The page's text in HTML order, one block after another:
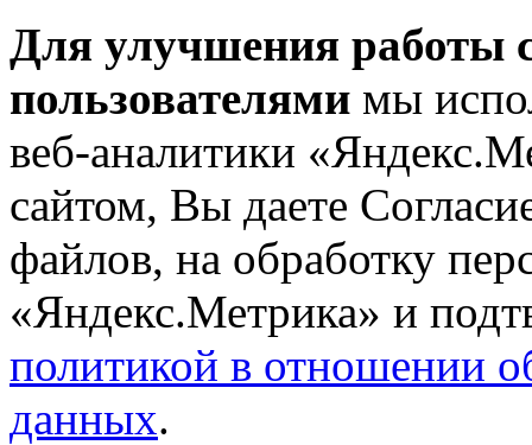
Для улучшения работы
пользователями мы
веб-аналитики
сайтом, Вы даете
файлов, на обработку
«Яндекс.Метрика» и
политикой в отношении
данных.